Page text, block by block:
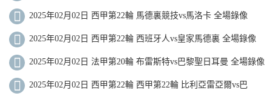
2025年02月02日 西甲第22輪 馬德裏競技vs馬洛卡 全場錄像
2025年02月02日 西甲第22輪 西班牙人vs皇家馬德裏 全場錄像
2025年02月02日 法甲第20輪 布雷斯特vs巴黎聖日耳曼 全場錄像
2025年02月02日 西甲第22輪 西甲第22輪 比利亞雷亞爾vs巴